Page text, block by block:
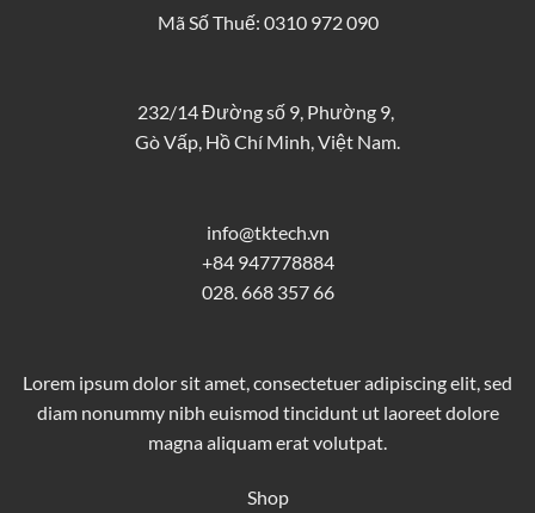
Mã Số Thuế: 0310 972 090
232/14 Đường số 9, Phường 9,
Gò Vấp, Hồ Chí Minh, Việt Nam.
info@tktech.vn
+84 947778884
028. 668 357 66
Lorem ipsum dolor sit amet, consectetuer adipiscing elit, sed
diam nonummy nibh euismod tincidunt ut laoreet dolore
magna aliquam erat volutpat.
Shop